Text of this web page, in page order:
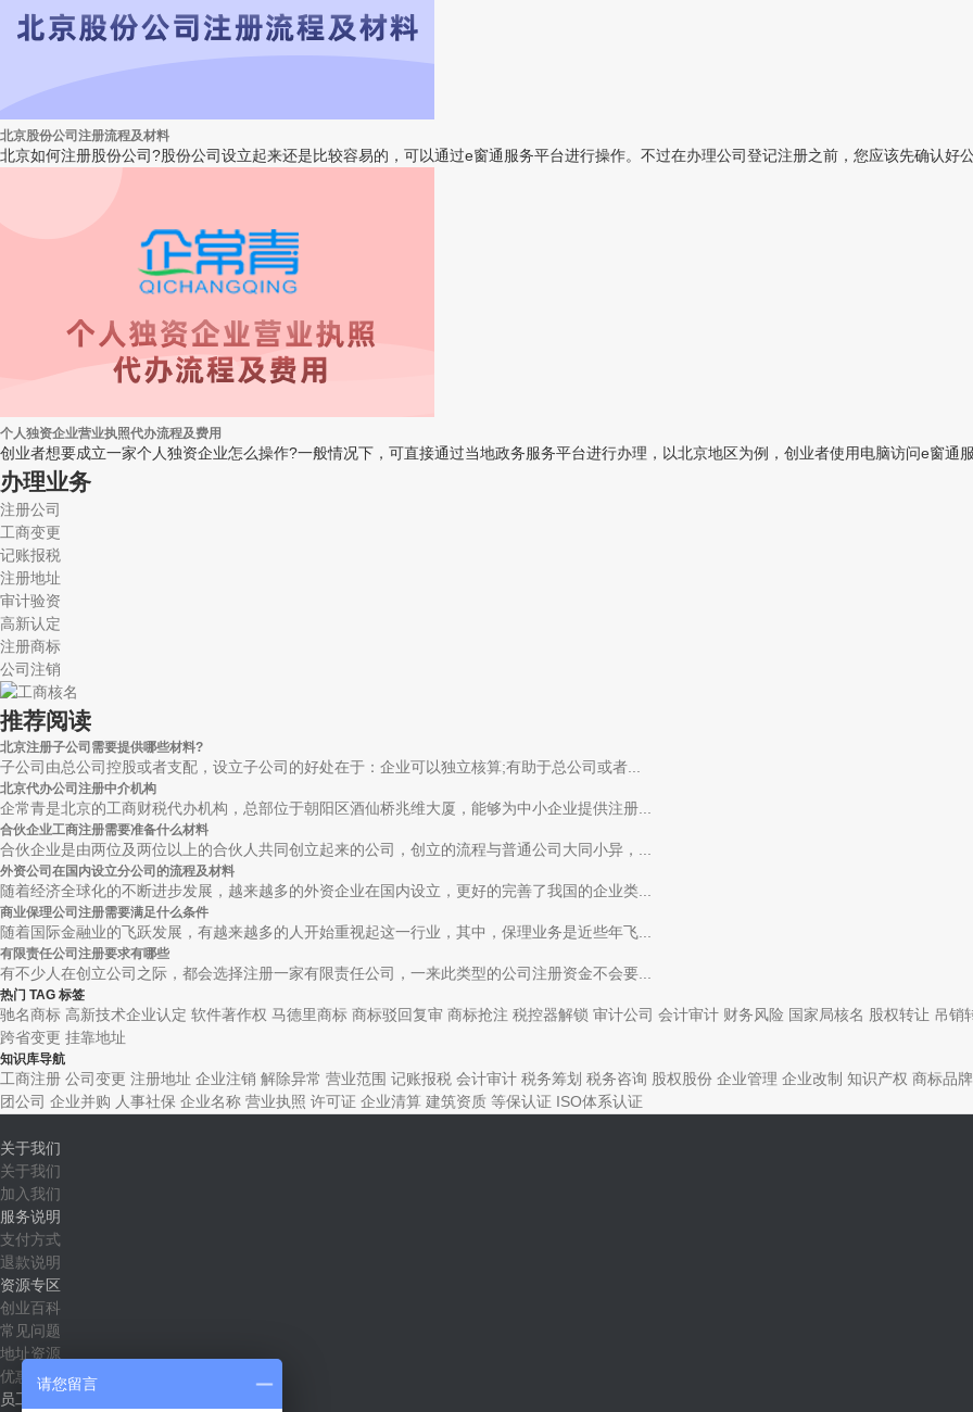
北京股份公司注册流程及材料
北京如何注册股份公司?股份公司设立起来还是比较容易的，可以通过e窗通服务平台进行操作。不过在办理公司登记注册之前，您应该先确认好
个人独资企业营业执照代办流程及费用
创业者想要成立一家个人独资企业怎么操作?一般情况下，可直接通过当地政务服务平台进行办理，以北京地区为例，创业者使用电脑访问e窗通
办理业务
注册公司
工商变更
记账报税
注册地址
审计验资
高新认定
注册商标
公司注销
推荐阅读
北京注册子公司需要提供哪些材料?
子公司由总公司控股或者支配，设立子公司的好处在于：企业可以独立核算;有助于总公司或者...
北京代办公司注册中介机构
企常青是北京的工商财税代办机构，总部位于朝阳区酒仙桥兆维大厦，能够为中小企业提供注册...
合伙企业工商注册需要准备什么材料
合伙企业是由两位及两位以上的合伙人共同创立起来的公司，创立的流程与普通公司大同小异，...
外资公司在国内设立分公司的流程及材料
随着经济全球化的不断进步发展，越来越多的外资企业在国内设立，更好的完善了我国的企业类...
商业保理公司注册需要满足什么条件
随着国际金融业的飞跃发展，有越来越多的人开始重视起这一行业，其中，保理业务是近些年飞...
有限责任公司注册要求有哪些
有不少人在创立公司之际，都会选择注册一家有限责任公司，一来此类型的公司注册资金不会要...
热门 TAG 标签
驰名商标 高新技术企业认定 软件著作权 马德里商标 商标驳回复审 商标抢注 税控器解锁 审计公司 会计审计 财务风险 国家局核名 股权转让 吊销
跨省变更 挂靠地址
知识库导航
工商注册 公司变更 注册地址 企业注销 解除异常 营业范围 记账报税 会计审计 税务筹划 税务咨询 股权股份 企业管理 企业改制 知识产权 商标品牌
团公司 企业并购 人事社保 企业名称 营业执照 许可证 企业清算 建筑资质 等保认证 ISO体系认证
关于我们
关于我们
加入我们
服务说明
支付方式
退款说明
资源专区
创业百科
常见问题
地址资源
优惠套餐
员工社区
请您留言